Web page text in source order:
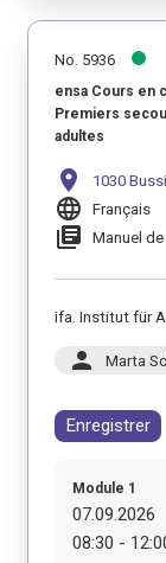
No. 5936
ensa Cours en
Premiers
adultes
location_on 1030
language Français
library_books Manuel
ifa. Institut für
person Marta
Enregistrer
Module 1
07.09.2026
08:30 -